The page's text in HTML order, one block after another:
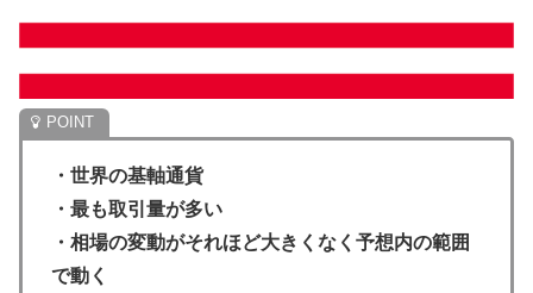
・世界の基軸通貨
・最も取引量が多い
・相場の変動がそれほど大きくなく予想内の範囲
で動く